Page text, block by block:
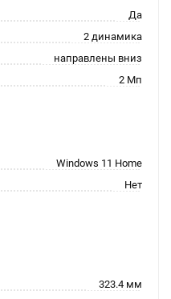
Да
2 динамика
направлены вниз
2 Мп
Windows 11 Home
Нет
323.4 мм